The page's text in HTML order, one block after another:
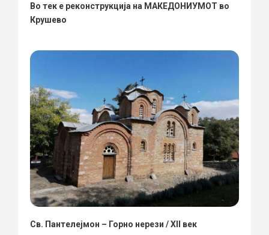
Во тек е реконструкција на МАКЕДОНИУМОТ во
Крушево
Св. Пантелејмон – Горно нерези / XII век